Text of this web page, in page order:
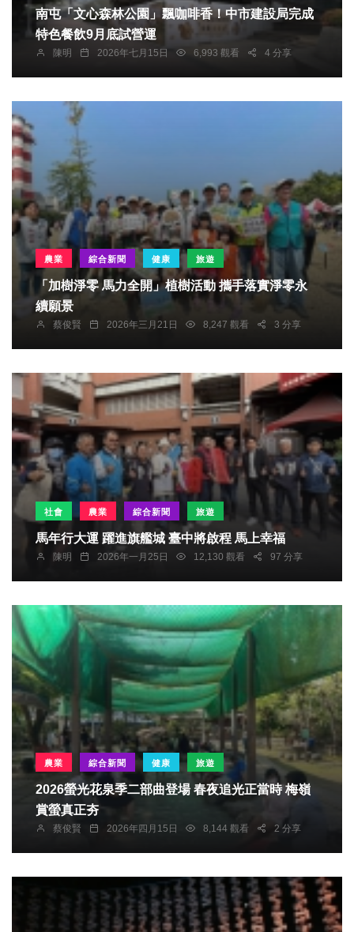
南屯「文心森林公園」飄咖啡香！中市建設局完成
特色餐飲9月底試營運
陳明 2026年七月15日 6,993 觀看 4 分享
農業 綜合新聞 健康 旅遊
「加樹淨零 馬力全開」植樹活動 攜手落實淨零永
續願景
蔡俊賢 2026年三月21日 8,247 觀看 3 分享
社會 農業 綜合新聞 旅遊
馬年行大運 躍進旗艦城 臺中將啟程 馬上幸福
陳明 2026年一月25日 12,130 觀看 97 分享
農業 綜合新聞 健康 旅遊
2026螢光花泉季二部曲登場 春夜追光正當時 梅嶺
賞螢真正夯
蔡俊賢 2026年四月15日 8,144 觀看 2 分享